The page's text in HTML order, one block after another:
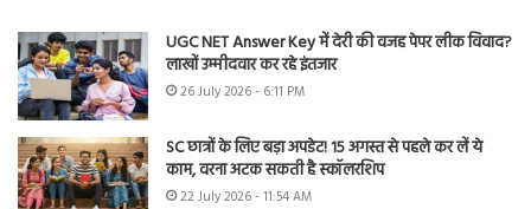
UGC NET Answer Key में देरी की वजह पेपर लीक विवाद?
लाखों उम्मीदवार कर रहे इंतजार
26 July 2026 - 6:11 PM
SC छात्रों के लिए बड़ा अपडेट! 15 अगस्त से पहले कर लें ये
काम, वरना अटक सकती है स्कॉलरशिप
22 July 2026 - 11:54 AM